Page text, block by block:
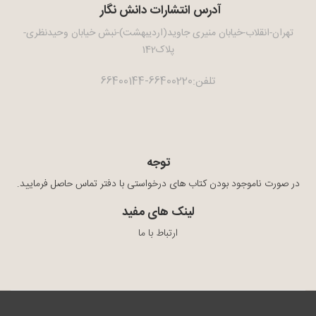
آدرس انتشارات دانش نگار
تهران-انقلاب-خیابان منیری جاوید(اردیبهشت)-نبش خیابان وحیدنظری-
پلاک142
تلفن:66400220-66400144
توجه
در صورت ناموجود بودن کتاب های درخواستی با دفتر تماس حاصل فرمایید.
لینک های مفید
ارتباط با ما